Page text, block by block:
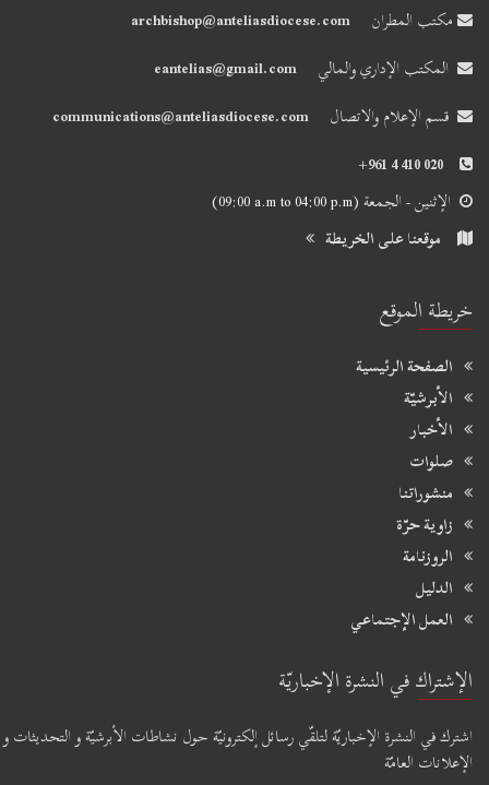
مكتب المطران
archbishop@anteliasdiocese.com
المكتب الإداري والمالي
eantelias@gmail.com
قسم الإعلام والاتصال
communications@anteliasdiocese.com
+961 4 410 020
الإثنين - الجمعة(09:00 a.m to 04:00 p.m)
موقعنا على الخريطة
خريطة الموقع
الصفحة الرئيسية
الأبرشيّة
الأخبار
صلوات
منشوراتنا
زاوية حرّة
الروزنامة
الدليل
العمل الإجتماعي
الإشتراك في النشرة الإخباريّة
اشترك في النشرة الإخباريّة لتلقّي رسائل إلكترونيّة حول نشاطات الأبرشيّة و التحديثات و
الإعلانات العامّة